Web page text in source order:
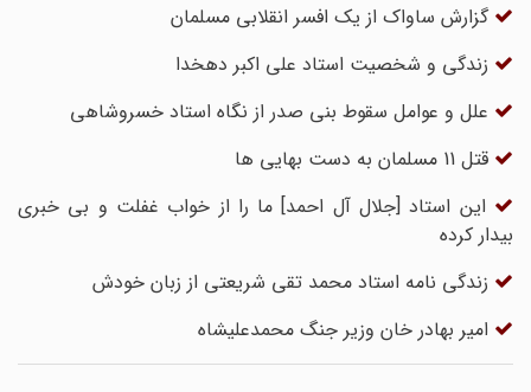
گزارش ساواک از یک افسر انقلابی مسلمان‌
زندگی و شخصیت استاد علی اکبر دهخدا
علل و عوامل سقوط بنی صدر از نگاه استاد خسروشاهی
قتل 11 مسلمان به دست بهایی ها
این استاد [جلال آل احمد] ما را از خواب غفلت و بی خبری
بیدار کرده
زندگی نامه استاد محمد تقی شریعتی از زبان خودش
امیر بهادر خان وزیر جنگ محمدعلیشاه